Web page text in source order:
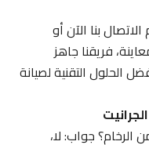
بنا الآن أو
فريقنا جاهز
التقنية لصيانة
جواب: لا،